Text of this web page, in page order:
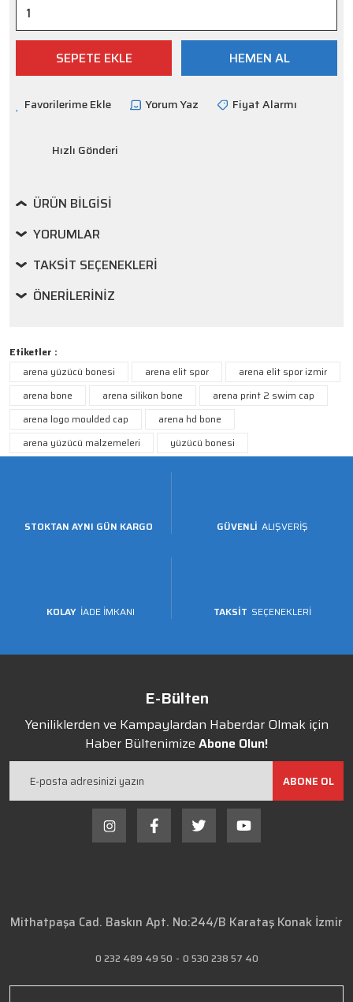
SEPETE EKLE HEMEN AL
Yorum Yaz Fiyat Alarmı
Hızlı Gönderi
ÜRÜN BILGISI
YORUMLAR
TAKSIT SEÇENEKLERI
ÖNERILERINIZ
Etiketler :
arena yüzücü bonesi
arena elit spor
arena elit spor izmir
arena bone
arena silikon bone
arena print 2 swim cap
arena logo moulded cap
arena hd bone
arena yüzücü malzemeleri
yüzücü bonesi
STOKTAN AYNI GÜN KARGO GÜVENLİ ALIŞVERİŞ
KOLAY İADE İMKANI TAKSİT SEÇENEKLERİ
E-Bülten
Yeniliklerden ve Kampaylardan Haberdar Olmak için
Haber Bültenimize Abone Olun!
ABONE OL
Mithatpaşa Cad. Baskın Apt. No:244/B Karataş Konak İzmir
0 232 489 49 50 - 0 530 238 57 40